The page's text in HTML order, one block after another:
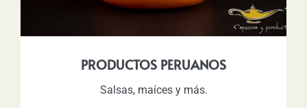
PRODUCTOS PERUANOS
Salsas, maíces y más.